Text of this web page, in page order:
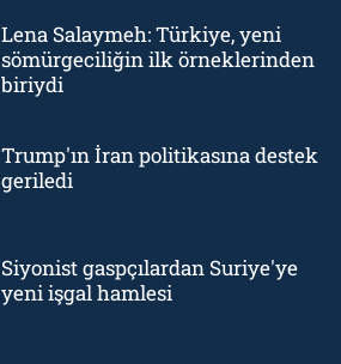
Lena Salaymeh: Türkiye, yeni
sömürgeciliğin ilk örneklerinden
biriydi
Trump'ın İran politikasına destek
geriledi
Siyonist gaspçılardan Suriye'ye
yeni işgal hamlesi